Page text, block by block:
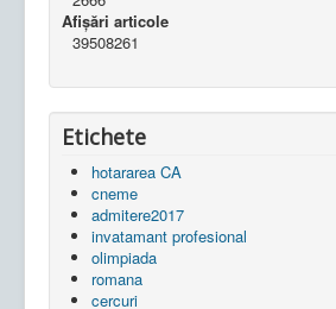
Afișări articole
39508261
Etichete
hotararea CA
cneme
admitere2017
invatamant profesional
olimpiada
romana
cercuri